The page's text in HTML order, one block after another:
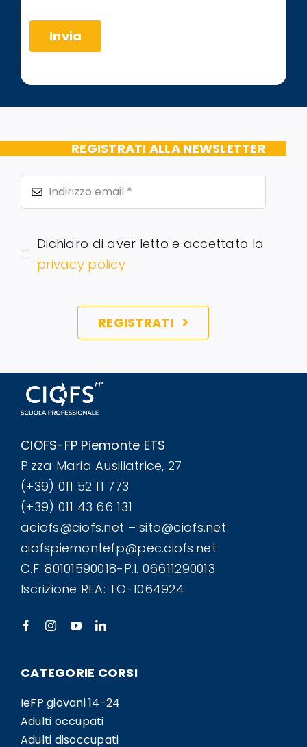
REGISTRATI ALLA NEWSLETTER
Dichiaro di aver letto e accettato la
privacy policy
REGISTRATI
CIOFS-FP Piemonte ETS
P.zza Maria Ausiliatrice, 27
(+39) 011 52 11 773
(+39) 011 43 66 131
aciofs@ciofs.net – sito@ciofs.net
ciofspiemontefp@pec.ciofs.net
C.F. 80101590018-P.I. 06611290013
Iscrizione REA: TO-1064924
CATEGORIE CORSI
IeFP giovani 14-24
Adulti occupati
Adulti disoccupati